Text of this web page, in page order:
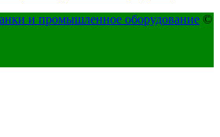
и промышленное оборудование ©